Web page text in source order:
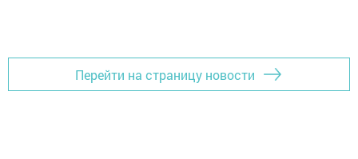
Перейти на страницу новости